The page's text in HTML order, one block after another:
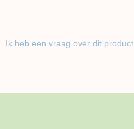
Ik heb een vraag over dit product